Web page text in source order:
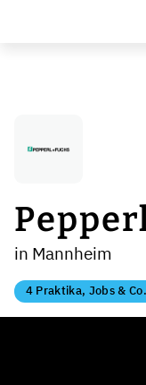
in Mannheim
4 Praktika, Jobs & Co.